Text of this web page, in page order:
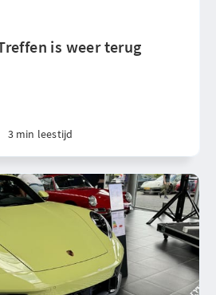
is weer terug
3 min leestijd